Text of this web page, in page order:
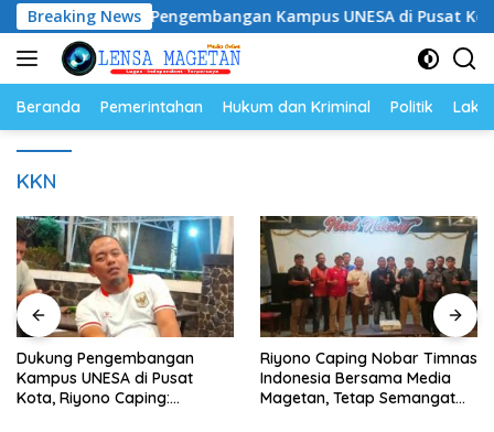
Langsung
ke
konten
Breaking News
Dukung Pengembangan Kampus UNESA di Pusat Kota,
Beranda Pemerintahan Hukum dan Kriminal Politik
KKN
Dukung Pengembangan
Kampus UNESA di Pusat
Kota, Riyono Caping:
Riyono Caping Nobar Timnas
Indonesia Bersama Media
Magetan, Tetap Semangat